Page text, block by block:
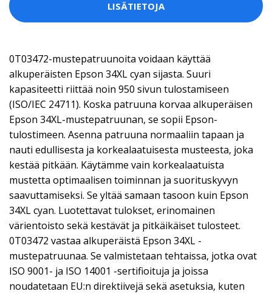
LISÄTIETOJA
0T03472-mustepatruunoita voidaan käyttää
alkuperäisten Epson 34XL cyan sijasta. Suuri
kapasiteetti riittää noin 950 sivun tulostamiseen
(ISO/IEC 24711). Koska patruuna korvaa alkuperäisen
Epson 34XL-mustepatruunan, se sopii Epson-
tulostimeen. Asenna patruuna normaaliin tapaan ja
nauti edullisesta ja korkealaatuisesta musteesta, joka
kestää pitkään. Käytämme vain korkealaatuista
mustetta optimaalisen toiminnan ja suorituskyvyn
saavuttamiseksi. Se yltää samaan tasoon kuin Epson
34XL cyan. Luotettavat tulokset, erinomainen
värientoisto sekä kestävät ja pitkäikäiset tulosteet.
0T03472 vastaa alkuperäistä Epson 34XL -
mustepatruunaa. Se valmistetaan tehtaissa, jotka ovat
ISO 9001- ja ISO 14001 -sertifioituja ja joissa
noudatetaan EU:n direktiivejä sekä asetuksia, kuten